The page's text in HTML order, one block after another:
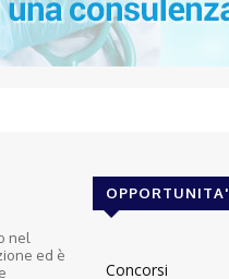
nel
ed è
OPPORTUNITA'
Concorsi